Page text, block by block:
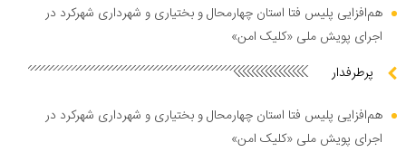
هم‌افزایی پلیس فتا استان چهارمحال و بختیاری و شهرداری شهرکرد در
اجرای پویش ملی «کلیک امن»
پرطرفدار
هم‌افزایی پلیس فتا استان چهارمحال و بختیاری و شهرداری شهرکرد در
اجرای پویش ملی «کلیک امن»